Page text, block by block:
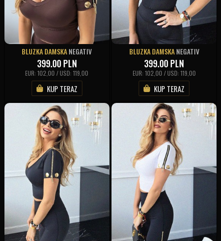
BLUZKA DAMSKANEGATIV
399.00PLN
EUR: 102,00 / USD: 119,00
KUP TERAZ
BLUZKA DAMSKANEGATIV
399.00PLN
EUR: 102,00 / USD: 119,00
KUP TERAZ